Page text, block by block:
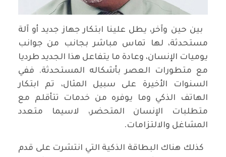
بين حين وآخر، يطل علينا ابتكار جهاز جديد أو آلة
مستحدثة، لها تماس مباشر بجانب من جوانب
يوميات الإنسان، وعادة ما يتفاعل هذا الجديد طرديا
مع متطورات العصر بأشكاله المستحدثة. ففي
السنوات الأخيرة على سبيل المثال، تم ابتكار
الهاتف الذكي وما يوفره من خدمات تتأقلم مع
متطلبات الإنسان المتحضر، لاسيما متعدد
المشاغل والالتزامات.
كذلك هناك البطاقة الذكية التي انتشرت على قدم